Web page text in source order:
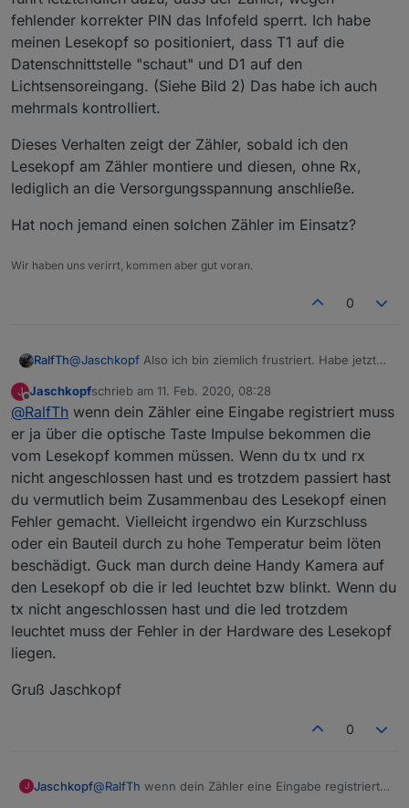
fehlender korrekter PIN das Infofeld sperrt. Ich habe
meinen Lesekopf so positioniert, dass T1 auf die
Datenschnittstelle "schaut" und D1 auf den
Lichtsensoreingang. (Siehe Bild 2) Das habe ich auch
mehrmals kontrolliert.
Dieses Verhalten zeigt der Zähler, sobald ich den
Lesekopf am Zähler montiere und diesen, ohne Rx,
lediglich an die Versorgungsspannung anschließe.
Hat noch jemand einen solchen Zähler im Einsatz?
Wir haben uns verirrt, kommen aber gut voran.
0
RalfTh@Jaschkopf Also ich bin ziemlich frustriert. Habe jetzt
trotzdem geht nichts. Den Lesekopf habe ich auch
schon gedreht, aber auch Fehlanzeige.
Mir fehlt auch irgendwie eine Beschreibung, was dieser
Lesekopf und der ESP alles macht. Ich kann das
Verhalten meines Zählers überhaupt nicht
nachvollziehen.
Nochmal meine Konfiguration:
Mein Zähler
Wenn ich mit der Taschenlampe die PIN eingebe
erscheint in der zweiten Zeile des Display die aktuelle
Leistung , also P. Setze ich jetzt den Lesekopf auf,
beginnt das Infofeld (zweite Zeile des Displays) plötzlich
zwischen den einzelnen Informationen hin und her zu
schalten. Irgendwann endet dies bei der PIN-Eingabe
und der wahllosen Eingabe eines PIN. Dies führt
letztendlich dazu, dass der Zähler, wegen fehlender
korrekter PIN das Infofeld sperrt. Ich habe meinen
Lesekopf so positioniert, dass T1 auf die
Datenschnittstelle "schaut" und D1 auf den
Lichtsensoreingang. (Siehe Bild 2) Das habe ich auch
mehrmals kontrolliert.
Dieses Verhalten zeigt der Zähler, sobald ich den
Lesekopf am Zähler montiere und diesen, ohne Rx,
lediglich an die Versorgungsspannung anschließe.
Hat noch jemand einen solchen Zähler im Einsatz?
J
Offline
Jaschkopfschrieb am 11. Feb. 2020, 08:28
zuletzt editiert von
@RalfTh wenn dein Zähler eine Eingabe registriert muss
er ja über die optische Taste Impulse bekommen die
vom Lesekopf kommen müssen. Wenn du tx und rx
nicht angeschlossen hast und es trotzdem passiert hast
du vermutlich beim Zusammenbau des Lesekopf einen
Fehler gemacht. Vielleicht irgendwo ein Kurzschluss
oder ein Bauteil durch zu hohe Temperatur beim löten
beschädigt. Guck man durch deine Handy Kamera auf
den Lesekopf ob die ir led leuchtet bzw blinkt. Wenn du
tx nicht angeschlossen hast und die led trotzdem
leuchtet muss der Fehler in der Hardware des Lesekopf
liegen.
Gruß Jaschkopf
0
J Jaschkopf@RalfTh wenn dein Zähler eine Eingabe registriert